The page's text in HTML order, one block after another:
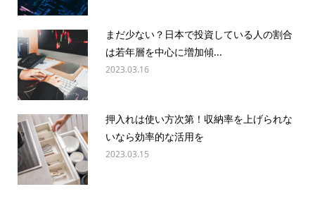
まだ少ない？日本で投資している人の割合
は若年層を中心に増加傾...
2023.03.16
押入れは使い方次第！収納率を上げられな
いなら効率的な活用を
2023.03.15